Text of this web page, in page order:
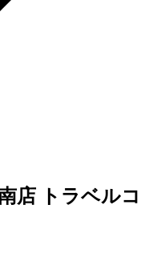
店 トラベルコ